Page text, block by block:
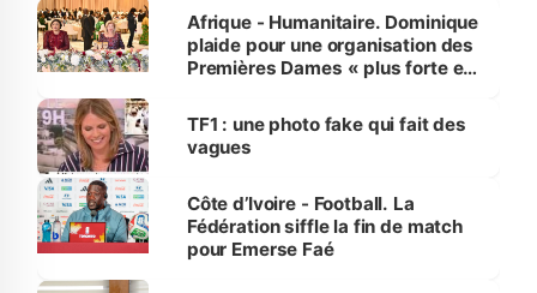
Afrique - Humanitaire. Dominique
plaide pour une organisation des
Premières Dames « plus forte et
sur la scène internationale »
TF1 : une photo fake qui fait des
vagues
Côte d’Ivoire - Football. La
Fédération siffle la fin de match
pour Emerse Faé